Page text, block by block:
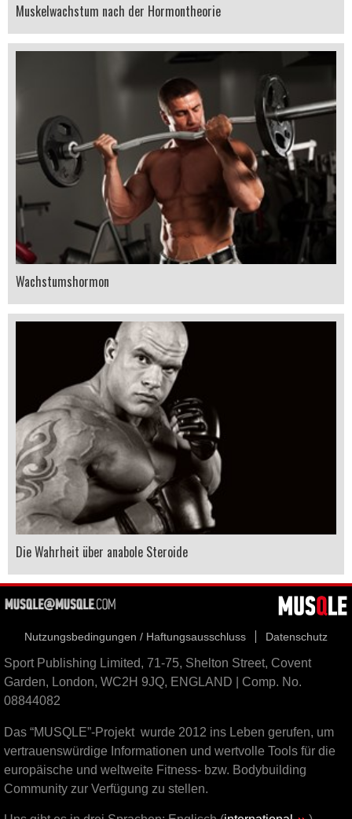
Muskelwachstum nach der Hormontheorie
Wachstumshormon
Die Wahrheit über anabole Steroide
Nutzungsbedingungen / Haftungsausschluss Datenschutz
Sport Publishing Limited, 71-75, Shelton Street, Covent
Garden, London, WC2H 9JQ, ENGLAND | Comp. No.
08844082
Das “MUSQLE”-Projekt wurde 2012 ins Leben gerufen, um
vertrauenswürdige Informationen und wertvolle Tools für die
europäische und weltweite Fitness- bzw. Bodybuilding
Community zur Verfügung zu stellen.